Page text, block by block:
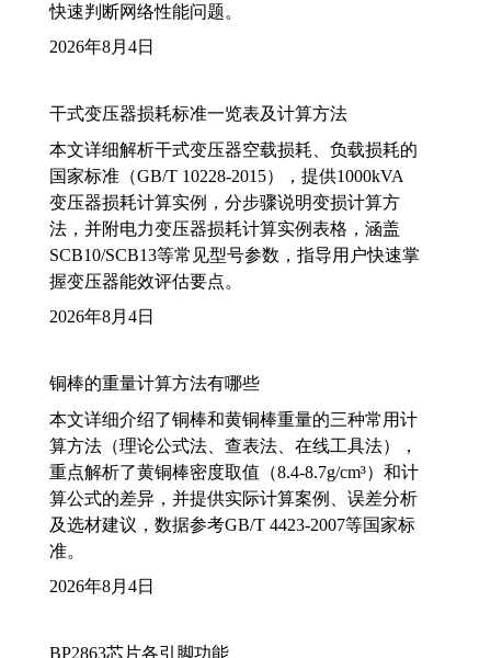
快速判断网络性能问题。
2026年8月4日
干式变压器损耗标准一览表及计算方法
本文详细解析干式变压器空载损耗、负载损耗的
国家标准（GB/T 10228-2015），提供1000kVA
变压器损耗计算实例，分步骤说明变损计算方
法，并附电力变压器损耗计算实例表格，涵盖
SCB10/SCB13等常见型号参数，指导用户快速掌
握变压器能效评估要点。
2026年8月4日
铜棒的重量计算方法有哪些
本文详细介绍了铜棒和黄铜棒重量的三种常用计
算方法（理论公式法、查表法、在线工具法），
重点解析了黄铜棒密度取值（8.4-8.7g/cm³）和计
算公式的差异，并提供实际计算案例、误差分析
及选材建议，数据参考GB/T 4423-2007等国家标
准。
2026年8月4日
BP2863芯片各引脚功能